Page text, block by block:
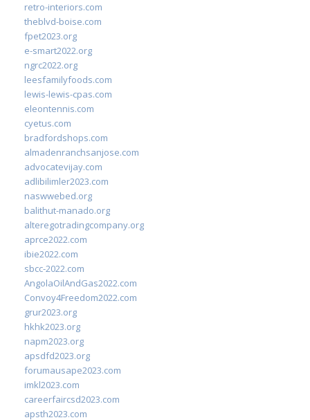
retro-interiors.com
theblvd-boise.com
fpet2023.org
e-smart2022.org
ngrc2022.org
leesfamilyfoods.com
lewis-lewis-cpas.com
eleontennis.com
cyetus.com
bradfordshops.com
almadenranchsanjose.com
advocatevijay.com
adlibilimler2023.com
naswwebed.org
balithut-manado.org
alteregotradingcompany.org
aprce2022.com
ibie2022.com
sbcc-2022.com
AngolaOilAndGas2022.com
Convoy4Freedom2022.com
grur2023.org
hkhk2023.org
napm2023.org
apsdfd2023.org
forumausape2023.com
imkl2023.com
careerfaircsd2023.com
apsth2023.com